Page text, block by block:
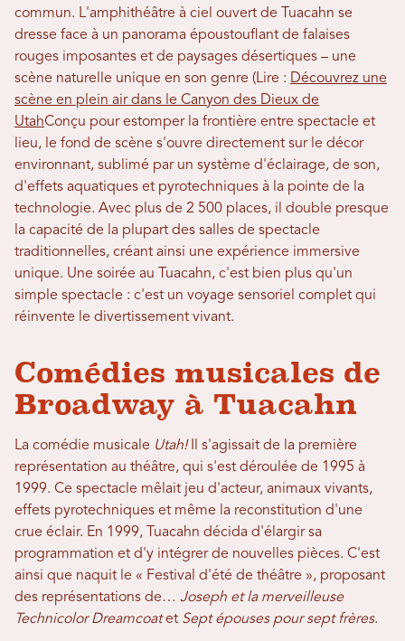
commun. L'amphithéâtre à ciel ouvert de Tuacahn se
dresse face à un panorama époustouflant de falaises
rouges imposantes et de paysages désertiques – une
scène naturelle unique en son genre (Lire : Découvrez une
scène en plein air dans le Canyon des Dieux de
UtahConçu pour estomper la frontière entre spectacle et
lieu, le fond de scène s'ouvre directement sur le décor
environnant, sublimé par un système d'éclairage, de son,
d'effets aquatiques et pyrotechniques à la pointe de la
technologie. Avec plus de 2 500 places, il double presque
la capacité de la plupart des salles de spectacle
traditionnelles, créant ainsi une expérience immersive
unique. Une soirée au Tuacahn, c'est bien plus qu'un
simple spectacle : c'est un voyage sensoriel complet qui
réinvente le divertissement vivant.
Comédies musicales de
Broadway à Tuacahn
La comédie musicale Utah!Il s'agissait de la première
représentation au théâtre, qui s'est déroulée de 1995 à
1999. Ce spectacle mêlait jeu d'acteur, animaux vivants,
effets pyrotechniques et même la reconstitution d'une
crue éclair. En 1999, Tuacahn décida d'élargir sa
programmation et d'y intégrer de nouvelles pièces. C'est
ainsi que naquit le « Festival d'été de théâtre », proposant
des représentations de… Joseph et la merveilleuse
Technicolor Dreamcoatet Sept épouses pour sept frères.